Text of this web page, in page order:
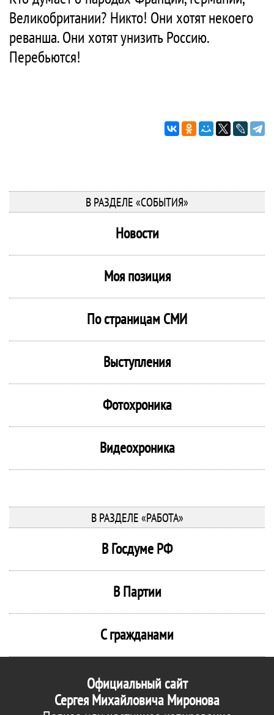
Великобритании? Никто! Они хотят некоего
реванша. Они хотят унизить Россию.
Перебьются!
В РАЗДЕЛЕ «СОБЫТИЯ»
Новости
Моя позиция
По страницам СМИ
Выступления
Фотохроника
Видеохроника
В РАЗДЕЛЕ «РАБОТА»
В Госдуме РФ
В Партии
С гражданами
Официальный сайт
Сергея Михайловича Миронова